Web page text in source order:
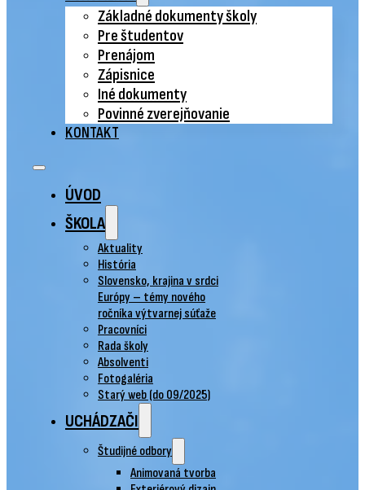
Základné dokumenty školy
Pre študentov
Prenájom
Zápisnice
Iné dokumenty
Povinné zverejňovanie
KONTAKT
ÚVOD
ŠKOLA
Aktuality
História
Slovensko, krajina v srdci
Európy – témy nového
ročníka výtvarnej súťaže
Pracovníci
Rada školy
Absolventi
Fotogaléria
Starý web (do 09/2025)
UCHÁDZAČI
Študijné odbory
Animovaná tvorba